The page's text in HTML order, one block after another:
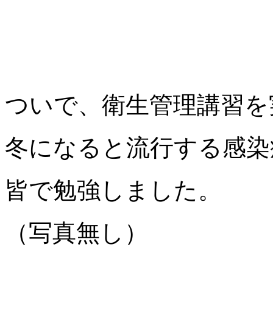
ついで、衛生管理講習
冬になると流行する感
皆で勉強しました。
（写真無し）